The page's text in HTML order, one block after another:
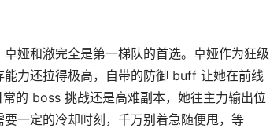
娅和澈完全是第一梯队的首选。卓娅作为狂级
力还拉得极高，自带的防御 buff 让她在前线
的 boss 挑战还是高难副本，她往主力输出位
一定的冷却时刻，千万别着急随便甩，等